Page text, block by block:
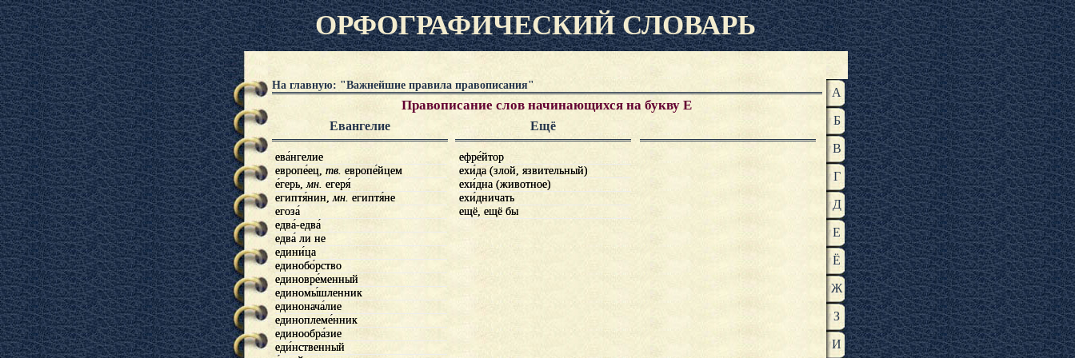
ОРФОГРАФИЧЕСКИЙ СЛОВАРЬ
На главную: "Важнейшие правила правописания"
Правописание слов начинающихся на букву Е
Евангелие Ещё
ева́нгелие
евангелие
европе́ец, тв. европе́йцем
европеец, тв. европейцем
е́герь,мн. егеря́
егерь,мн. егеря
египтя́нин,мн. египтя́не
египтянин,мн. египтяне
егоза́
егоза
едва́-едва́
едва-едва
едва́ ли не
едва ли не
едини́ца
единица
единобо́рство
единоборство
единовре́менный
единовременный
единомы́шленник
единомышленник
единонача́лие
единоначалие
единоплеме́нник
единоплеменник
единообра́зие
единообразие
еди́нственный
единственный
ефре́йтор
ефрейтор
ехи́да (злой, язвительный)
ехида (злой, язвительный)
ехи́дна (животное)
ехидна (животное)
ехи́дничать
ехидничать
ещё, ещё бы
ещё, ещё бы
А
Б
В
Г
Д
Е
Ё
Ж
З
И